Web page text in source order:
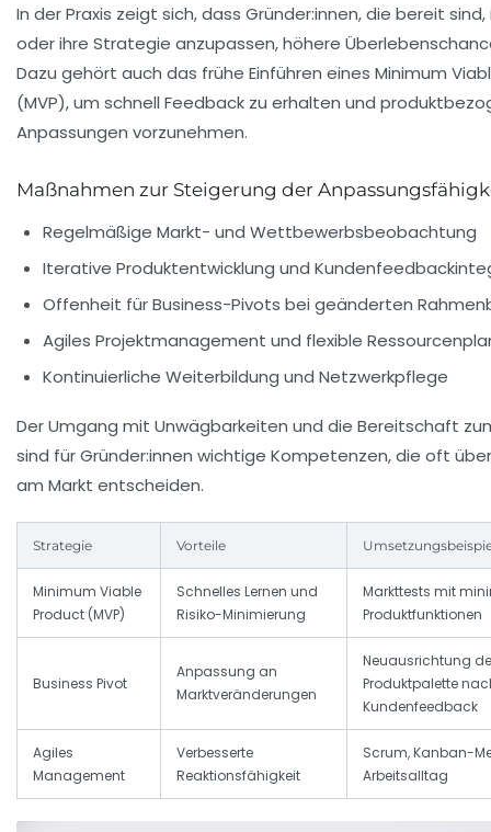
In der Praxis zeigt sich, dass Gründer:innen, die bereit sind,
oder ihre Strategie anzupassen, höhere
Dazu gehört auch das frühe Einführen eines Minimum
(MVP), um schnell Feedback zu erhalten und
Anpassungen vorzunehmen.
Maßnahmen zur Steigerung der
Regelmäßige Markt- und Wettbewerbsbeobachtung
Iterative Produktentwicklung und
Offenheit für Business-Pivots bei geänderten
Agiles Projektmanagement und flexible
Kontinuierliche Weiterbildung und Netzwerkpflege
Der Umgang mit Unwägbarkeiten und die Bereitschaft
sind für Gründer:innen wichtige Kompetenzen, die oft
am Markt entscheiden.
Strategie Vorteile
Minimum Viable
Product (MVP)
Schnelles Lernen und
Risiko-Minimierung
Markttests mit
Produktfunktionen
Business Pivot
Anpassung an
Marktveränderungen
Neuausrichtung
Produktpalette
Kundenfeedback
Agiles
Management
Verbesserte
Reaktionsfähigkeit
Scrum, Kanban-
Arbeitsalltag